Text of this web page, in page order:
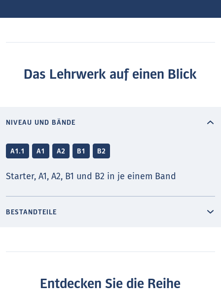
Das Lehrwerk auf einen Blick
NIVEAU UND BÄNDE
A1.1 A1 A2 B1 B2
Starter, A1, A2, B1 und B2 in je einem Band
BESTANDTEILE
Entdecken Sie die Reihe